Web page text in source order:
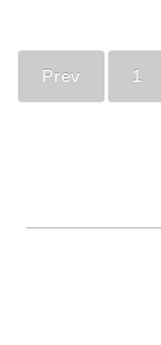
Prev 1